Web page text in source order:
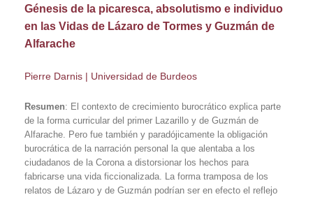
Génesis de la picaresca, absolutismo e individuo
en las Vidas de Lázaro de Tormes y Guzmán de
Alfarache
Pierre Darnis | Universidad de Burdeos
Resumen: El contexto de crecimiento burocrático explica parte
de la forma curricular del primer Lazarillo y de Guzmán de
Alfarache. Pero fue también y paradójicamente la obligación
burocrática de la narración personal la que alentaba a los
ciudadanos de la Corona a distorsionar los hechos para
fabricarse una vida ficcionalizada. La forma tramposa de los
relatos de Lázaro y de Guzmán podrían ser en efecto el reflejo